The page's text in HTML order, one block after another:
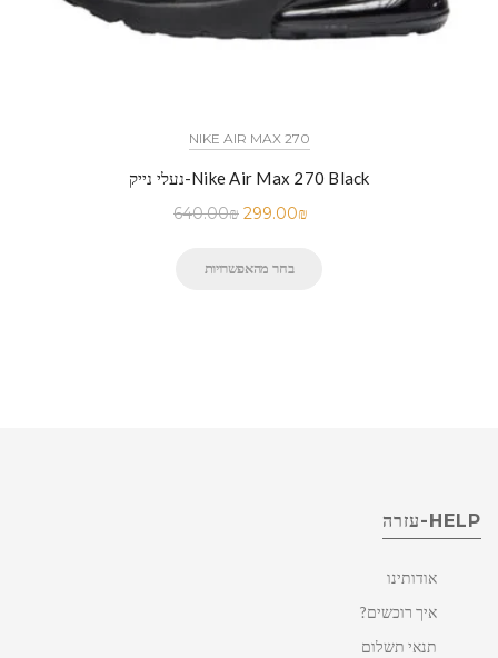
NIKE AIR MAX 270
נעלי נייק-Nike Air Max 270 Black
640.00₪ 299.00₪
בחר מהאפשרויות
HELP-עזרה
אודותינו
איך רוכשים?
תנאי תשלום